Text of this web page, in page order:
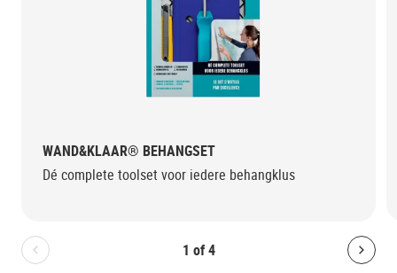
1 of 4
Bolton.General.PreviousSlide
WAND&KLAAR® BEHANGSET
Dé complete toolset voor iedere behangklus